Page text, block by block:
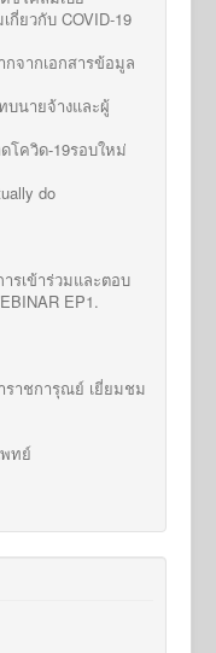
ยวกับ COVID-19
จากเอกสารข้อมูล
บนายจ้างและผู้
โควิด-19รอบใหม่
do
รเข้าร่วมและตอบ
EP1.
ราชการุณย์ เยี่ยมชม
ทย์